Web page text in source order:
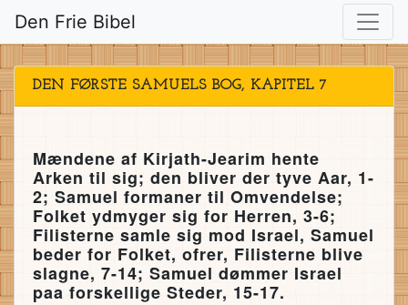
Den Frie Bibel
DEN FØRSTE SAMUELS BOG, KAPITEL 7
Mændene af Kirjath-Jearim hente
Arken til sig; den bliver der tyve Aar, 1-
2; Samuel formaner til Omvendelse;
Folket ydmyger sig for Herren, 3-6;
Filisterne samle sig mod Israel, Samuel
beder for Folket, ofrer, Filisterne blive
slagne, 7-14; Samuel dømmer Israel
paa forskellige Steder, 15-17.